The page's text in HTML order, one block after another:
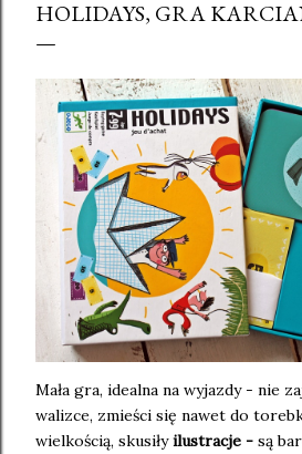
HOLIDAYS, GRA
Mała gra, idealna na wyjazdy - nie
walizce, zmieści się nawet do
wielkością, skusiłyilustracje - są